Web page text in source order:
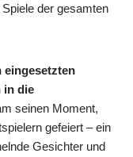
der gesamten
eingesetzten
in die
seinen Moment,
gefeiert – ein
Gesichter und